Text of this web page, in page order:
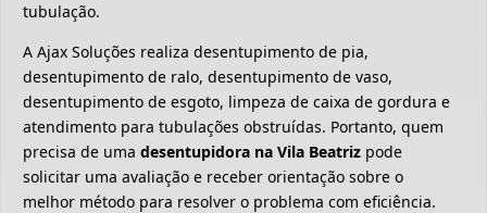
tubulação.
A Ajax Soluções realiza desentupimento de pia,
desentupimento de ralo, desentupimento de vaso,
desentupimento de esgoto, limpeza de caixa de gordura e
atendimento para tubulações obstruídas. Portanto, quem
precisa de uma desentupidora na Vila Beatriz pode
solicitar uma avaliação e receber orientação sobre o
melhor método para resolver o problema com eficiência.